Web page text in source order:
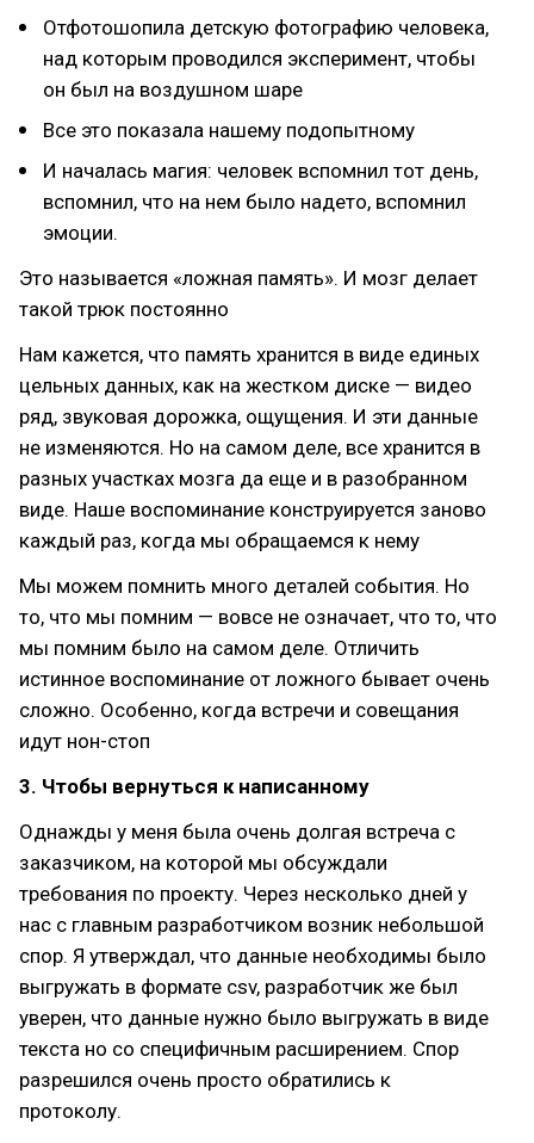
Отфотошопила детскую фотографию человека,
над которым проводился эксперимент, чтобы
он был на воздушном шаре
Все это показала нашему подопытному
И началась магия: человек вспомнил тот день,
вспомнил, что на нем было надето, вспомнил
эмоции.
Это называется «ложная память». И мозг делает
такой трюк постоянно
Нам кажется, что память хранится в виде единых
цельных данных, как на жестком диске — видео
ряд, звуковая дорожка, ощущения. И эти данные
не изменяются. Но на самом деле, все хранится в
разных участках мозга да еще и в разобранном
виде. Наше воспоминание конструируется заново
каждый раз, когда мы обращаемся к нему
Мы можем помнить много деталей события. Но
то, что мы помним — вовсе не означает, что то, что
мы помним было на самом деле. Отличить
истинное воспоминание от ложного бывает очень
сложно. Особенно, когда встречи и совещания
идут нон-стоп
3. Чтобы вернуться к написанному
Однажды у меня была очень долгая встреча с
заказчиком, на которой мы обсуждали
требования по проекту. Через несколько дней у
нас с главным разработчиком возник небольшой
спор. Я утверждал, что данные необходимы было
выгружать в формате csv, разработчик же был
уверен, что данные нужно было выгружать в виде
текста но со специфичным расширением. Спор
разрешился очень просто обратились к
протоколу.